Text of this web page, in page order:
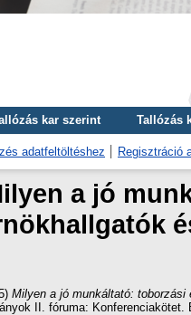
kar szerint Tallózás
adatfeltöltéshez Regisztráció
a jó
Milyen a jó munkáltató: toborzási
II. fóruma: Konferenciakötet.